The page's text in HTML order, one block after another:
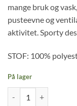
mange bruk og
pusteevne og
aktivitet. Sporty
STOF: 100%
På lager